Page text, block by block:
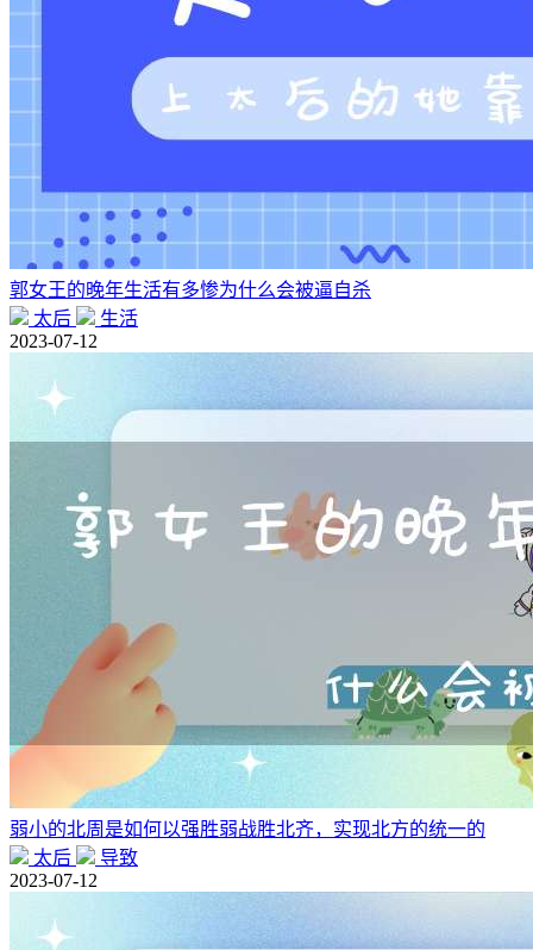
郭女王的晚年生活有多惨为什么会被逼自杀
太后
生活
2023-07-12
弱小的北周是如何以强胜弱战胜北齐，实现北方的统一的
太后
导致
2023-07-12